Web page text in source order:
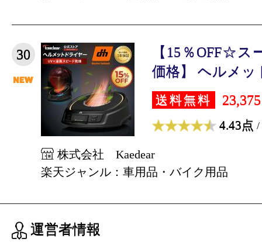
30
【15％OFF☆ス
価格】 ヘルメッ
送料無料
4.43点 /
株式会社 Kaedear
楽天ジャンル：車用品・バイク用品
運営者情報